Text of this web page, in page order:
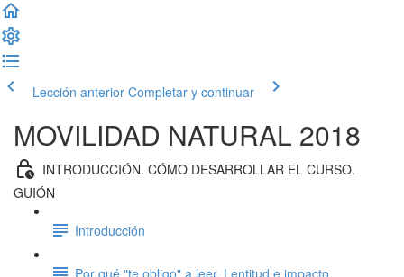
Lección anterior Completar y continuar
MOVILIDAD NATURAL 2018
INTRODUCCIÓN. CÓMO DESARROLLAR EL CURSO.
GUIÓN
Introducción
Por qué "te obligo" a leer. Lentitud e impacto